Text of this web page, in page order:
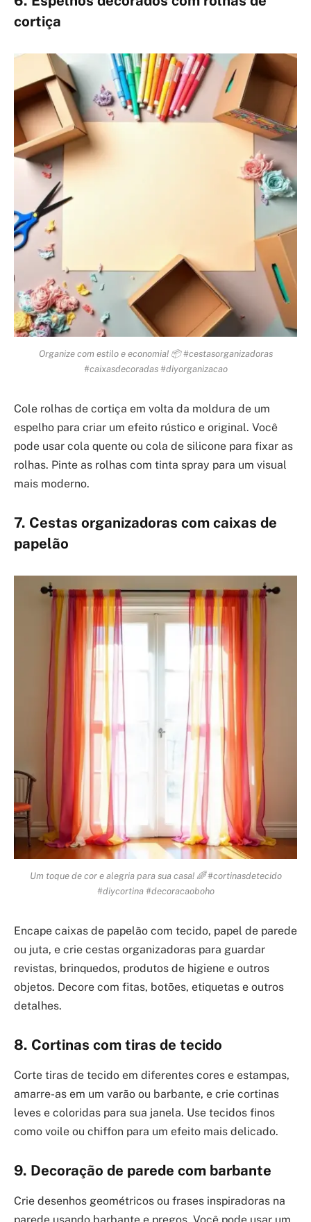
cortiça
Organize com estilo e economia! 📦 #cestasorganizadoras
#caixasdecoradas #diyorganizacao
Cole rolhas de cortiça em volta da moldura de um
espelho para criar um efeito rústico e original. Você
pode usar cola quente ou cola de silicone para fixar as
rolhas. Pinte as rolhas com tinta spray para um visual
mais moderno.
7. Cestas organizadoras com caixas de
papelão
Um toque de cor e alegria para sua casa! 🌈 #cortinasdetecido
#diycortina #decoracaoboho
Encape caixas de papelão com tecido, papel de parede
ou juta, e crie cestas organizadoras para guardar
revistas, brinquedos, produtos de higiene e outros
objetos. Decore com fitas, botões, etiquetas e outros
detalhes.
8. Cortinas com tiras de tecido
Corte tiras de tecido em diferentes cores e estampas,
amarre-as em um varão ou barbante, e crie cortinas
leves e coloridas para sua janela. Use tecidos finos
como voile ou chiffon para um efeito mais delicado.
9. Decoração de parede com barbante
Crie desenhos geométricos ou frases inspiradoras na